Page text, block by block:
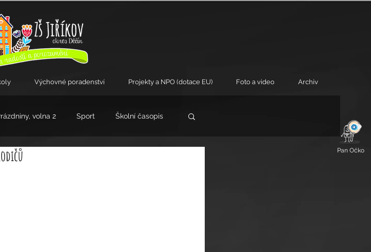
Pan Očko
Výchovné poradenství Projekty a NPO (dotace EU) Foto a video Archiv
volna 2 Sport Školní časopis